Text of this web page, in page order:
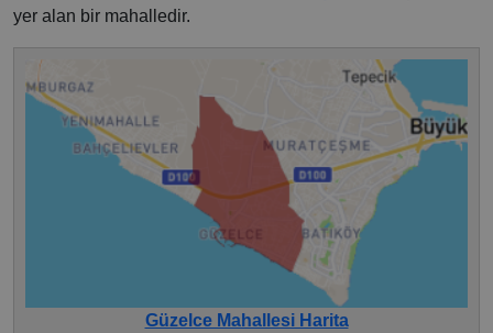
yer alan bir mahalledir.
Güzelce Mahallesi Harita